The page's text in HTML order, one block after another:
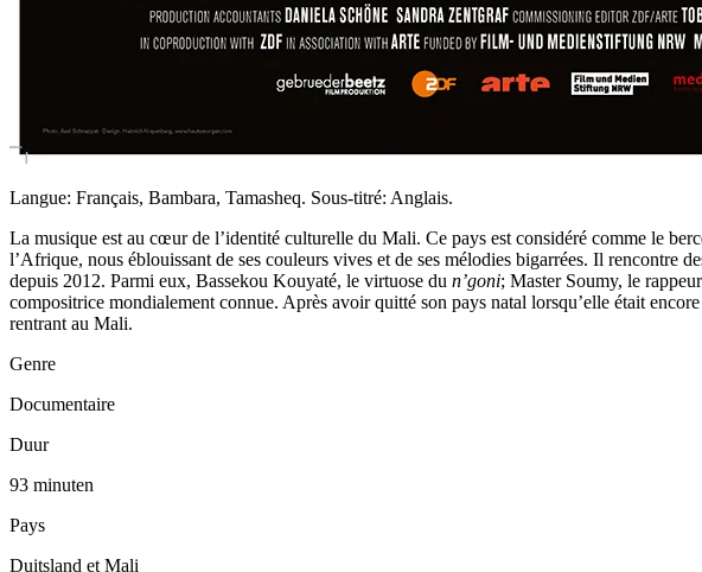
Langue: Français, Bambara, Tamasheq. Sous-titré: Anglais.
La musique est au cœur de l’identité culturelle du Mali. Ce pays est considéré comme le
l’Afrique, nous éblouissant de ses couleurs vives et de ses mélodies bigarrées. Il rencontre
depuis 2012. Parmi eux, Bassekou Kouyaté, le virtuose du n’goni; Master Soumy, le
compositrice mondialement connue. Après avoir quitté son pays natal lorsqu’elle était
rentrant au Mali.
Genre
Documentaire
Duur
93 minuten
Pays
Duitsland et Mali